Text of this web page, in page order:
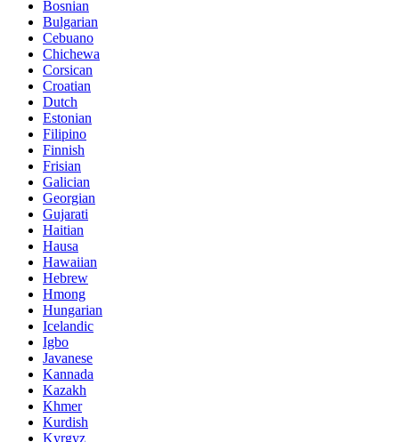
Bosnian
Bulgarian
Cebuano
Chichewa
Corsican
Croatian
Dutch
Estonian
Filipino
Finnish
Frisian
Galician
Georgian
Gujarati
Haitian
Hausa
Hawaiian
Hebrew
Hmong
Hungarian
Icelandic
Igbo
Javanese
Kannada
Kazakh
Khmer
Kurdish
Kyrgyz